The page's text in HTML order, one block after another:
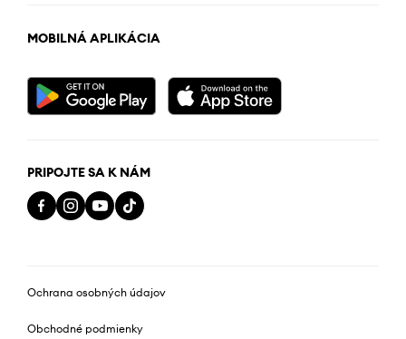
MOBILNÁ APLIKÁCIA
PRIPOJTE SA K NÁM
Ochrana osobných údajov
Obchodné podmienky